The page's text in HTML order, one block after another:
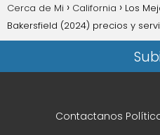
Cerca de Mi California
Los
Bakersfield (2024) precios y
Contactanos